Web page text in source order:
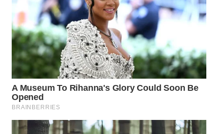
SUKABUMI
WN
PURWAKARTA
PRIANGAN
TIMUR
SEMARANG